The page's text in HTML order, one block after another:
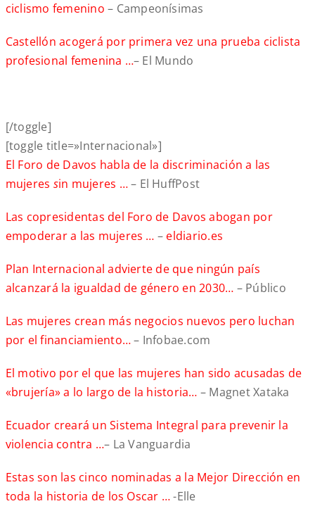
ciclismo femenino – Campeonísimas
Castellón acogerá por primera vez una prueba ciclista
profesional femenina …– El Mundo
[/toggle]
[toggle title=»Internacional»]
El Foro de Davos habla de la discriminación a las
mujeres sin mujeres …– El HuffPost
Las copresidentas del Foro de Davos abogan por
empoderar a las mujeres … – eldiario.es
Plan Internacional advierte de que ningún país
alcanzará la igualdad de género en 2030… – Público
Las mujeres crean más negocios nuevos pero luchan
por el financiamiento…– Infobae.com
El motivo por el que las mujeres han sido acusadas de
«brujería» a lo largo de la historia… – Magnet Xataka
Ecuador creará un Sistema Integral para prevenir la
violencia contra …– La Vanguardia
Estas son las cinco nominadas a la Mejor Dirección en
toda la historia de los Oscar …-Elle